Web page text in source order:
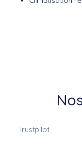
Trustpilot